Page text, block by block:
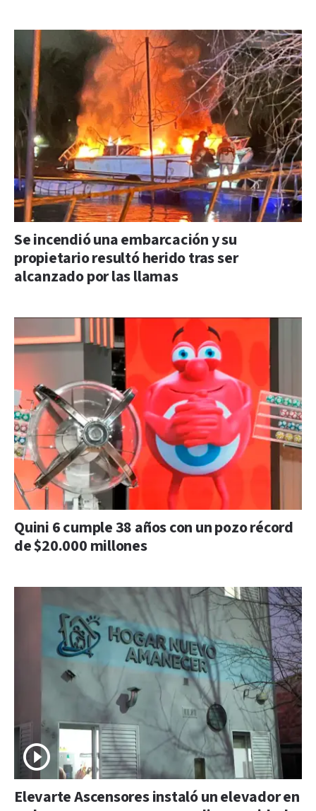
Se incendió una embarcación y su
propietario resultó herido tras ser
alcanzado por las llamas
Quini 6 cumple 38 años con un pozo récord
de $20.000 millones
Elevarte Ascensores instaló un elevador en